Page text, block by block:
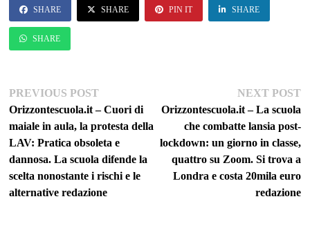
SHARE SHARE PIN IT SHARE
SHARE
Navigazione
articoli
PREVIOUS POSTPrevious
post:
Orizzontescuola.it – Cuori di
maiale in aula, la protesta della
LAV: Pratica obsoleta e
dannosa. La scuola difende la
scelta nonostante i rischi e le
alternative redazione
NEXT POST
Orizzontescuola.it – La scuola
che combatte lansia post-
lockdown: un giorno in classe,
quattro su Zoom. Si trova a
Londra e costa 20mila euro
redazione